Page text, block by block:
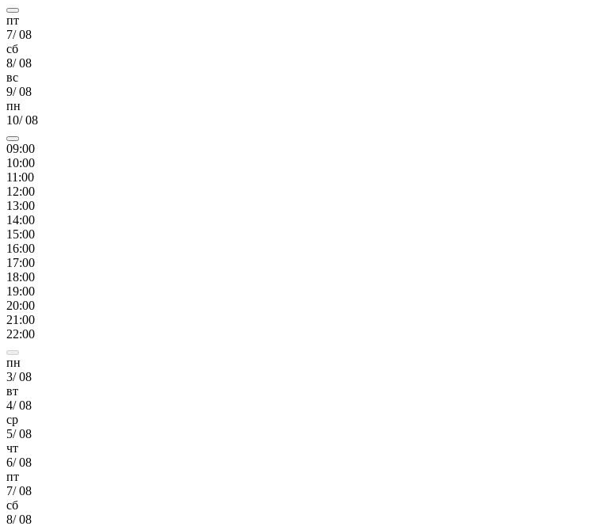
пт
7/08
сб
8/08
вс
9/08
пн
10/08
09:00
10:00
11:00
12:00
13:00
14:00
15:00
16:00
17:00
18:00
19:00
20:00
21:00
22:00
пн
3/08
вт
4/08
ср
5/08
чт
6/08
пт
7/08
сб
8/08